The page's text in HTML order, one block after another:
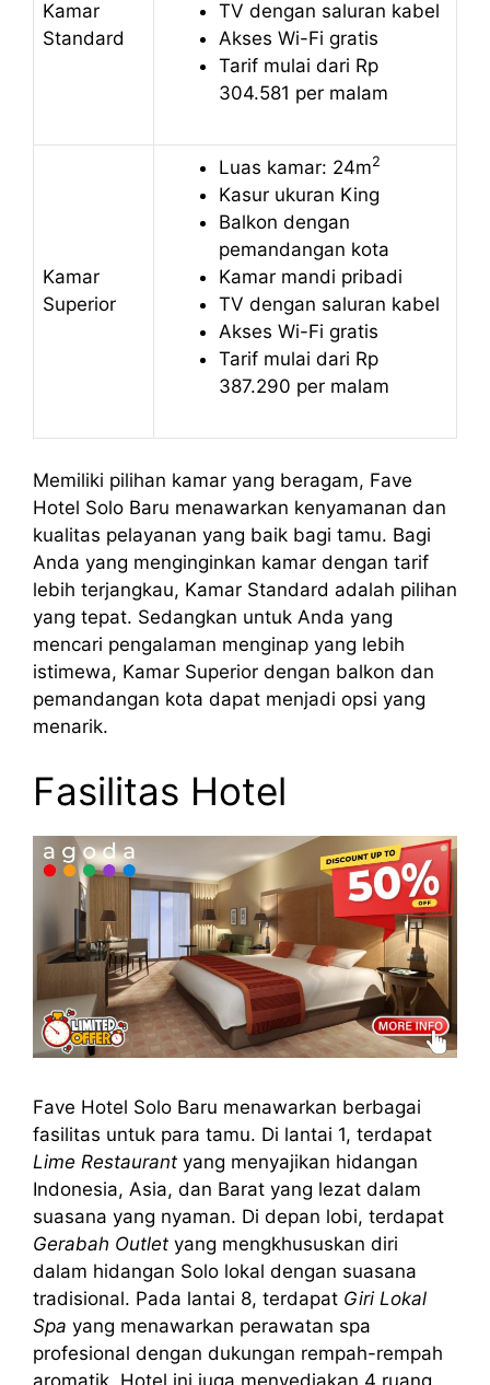
Kamar
Standard
TV dengan saluran kabel
Akses Wi-Fi gratis
Tarif mulai dari Rp
304.581 per malam
Kamar
Superior
Luas kamar: 24m2
Kasur ukuran King
Balkon dengan
pemandangan kota
Kamar mandi pribadi
TV dengan saluran kabel
Akses Wi-Fi gratis
Tarif mulai dari Rp
387.290 per malam
Memiliki pilihan kamar yang beragam, Fave
Hotel Solo Baru menawarkan kenyamanan dan
kualitas pelayanan yang baik bagi tamu. Bagi
Anda yang menginginkan kamar dengan tarif
lebih terjangkau, Kamar Standard adalah pilihan
yang tepat. Sedangkan untuk Anda yang
mencari pengalaman menginap yang lebih
istimewa, Kamar Superior dengan balkon dan
pemandangan kota dapat menjadi opsi yang
menarik.
Fasilitas Hotel
Fave Hotel Solo Baru menawarkan berbagai
fasilitas untuk para tamu. Di lantai 1, terdapat
Lime Restaurant yang menyajikan hidangan
Indonesia, Asia, dan Barat yang lezat dalam
suasana yang nyaman. Di depan lobi, terdapat
Gerabah Outlet yang mengkhususkan diri
dalam hidangan Solo lokal dengan suasana
tradisional. Pada lantai 8, terdapat Giri Lokal
Spa yang menawarkan perawatan spa
profesional dengan dukungan rempah-rempah
aromatik. Hotel ini juga menyediakan 4 ruang